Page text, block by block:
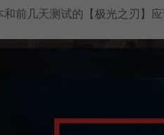
和前几天测试的【极光之刃】